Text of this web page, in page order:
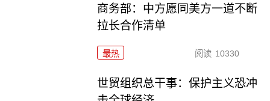
商务部：中方愿同美方一道不断
拉长合作清单
最热 阅读 10330
世贸组织总干事：保护主义恐冲